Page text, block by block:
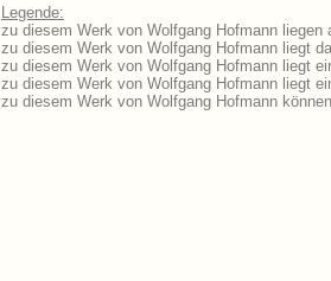
Legende:
zu diesem Werk von Wolfgang Hofmann liegen
zu diesem Werk von Wolfgang Hofmann liegt
zu diesem Werk von Wolfgang Hofmann liegt
zu diesem Werk von Wolfgang Hofmann liegt
zu diesem Werk von Wolfgang Hofmann